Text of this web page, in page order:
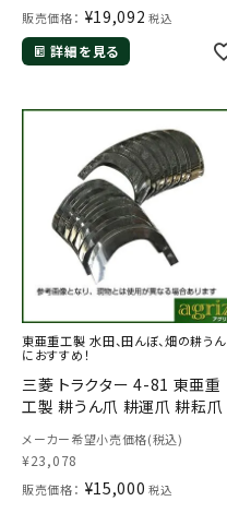
販売価格： ¥19,092 税込
詳細を見る
東亜重工製 水田、田んぼ、畑の耕うん
におすすめ！
三菱 トラクター 4-81 東亜重
工製 耕うん爪 耕運爪 耕耘爪
メーカー希望小売価格(税込)
¥23,078
販売価格： ¥15,000 税込